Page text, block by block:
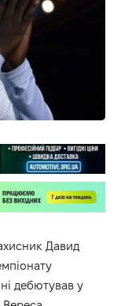
Давид
дебютував у